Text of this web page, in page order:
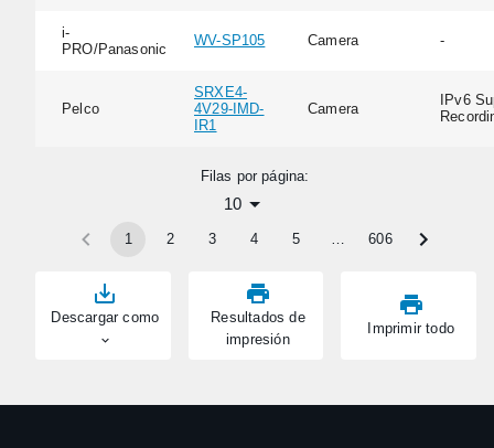
Descargar como
Resultados de
impresión
Imprimir todo
i-
PRO/Panasonic
WV-SP105 Camera -
Pelco
SRXE4-
4V29-IMD-
IR1
Camera
IPv6
Filas por página:
10
1 2 3 4 5 … 606